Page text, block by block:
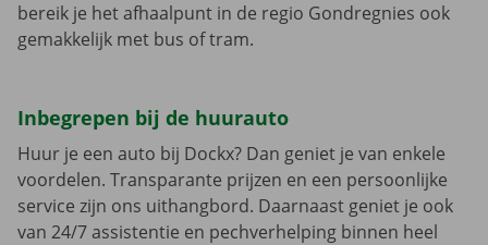
bereik je het afhaalpunt in de regio Gondregnies ook
gemakkelijk met bus of tram.
Inbegrepen bij de huurauto
Huur je een auto bij Dockx? Dan geniet je van enkele
voordelen. Transparante prijzen en een persoonlijke
service zijn ons uithangbord. Daarnaast geniet je ook
van 24/7 assistentie en pechverhelping binnen heel